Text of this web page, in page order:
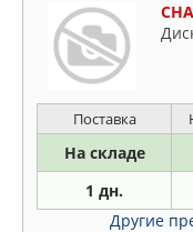
Поставка
На складе
1 дн.
Другие